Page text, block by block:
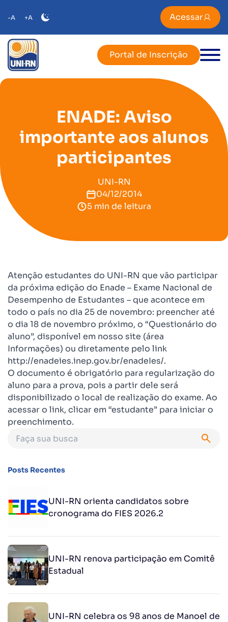
-A +A Acessar
Portal de Inscrição
ENADE: Aviso
importante aos alunos
participantes
UNI-RN
04/12/2014
5 min de leitura
Atenção estudantes do UNI-RN que vão participar
da próxima edição do Enade – Exame Nacional de
Desempenho de Estudantes – que acontece em
todo o país no dia 25 de novembro: preencher até
o dia 18 de novembro próximo, o “Questionário do
aluno”, disponível em nosso site (área
Informações) ou diretamente pelo link
http://enadeies.inep.gov.br/enadeIes/.
O documento é obrigatório para regularização do
aluno para a prova, pois a partir dele será
disponibilizado o local de realização do exame. Ao
acessar o link, clicar em “estudante” para iniciar o
preenchimento.
Posts Recentes
UNI-RN orienta candidatos sobre
cronograma do FIES 2026.2
UNI-RN renova participação em Comitê
Estadual
UNI-RN celebra os 98 anos de Manoel de